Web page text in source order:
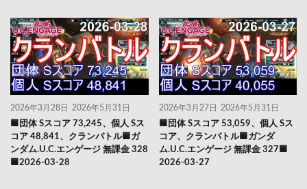
2026年3月28日 2026年5月31日
🟦団体 Sスコア 73,245、個人 Sス
コア 48,841、クランバトル🟦ガ
ンダム.U.C.エンゲージ 無課金 328
🟦2026-03-28
2026年3月27日 2026年5月31日
🟦団体 Sスコア 53,059、個人 Sス
コア、クランバトル🟦ガンダ
ム.U.C.エンゲージ 無課金 327🟦
2026-03-27